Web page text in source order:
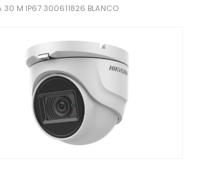
30 M IP67 300611826 BLANCO